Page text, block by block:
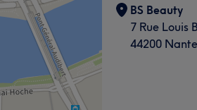
BS Beauty
7 Rue Louis
44200